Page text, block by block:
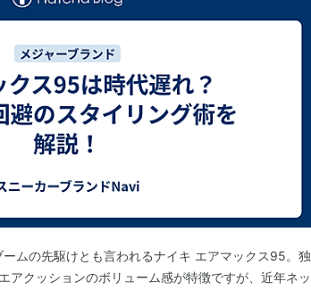
ムの先駆けとも言われるナイキ エアマックス95。独
アクッションのボリューム感が特徴ですが、近年ネッ